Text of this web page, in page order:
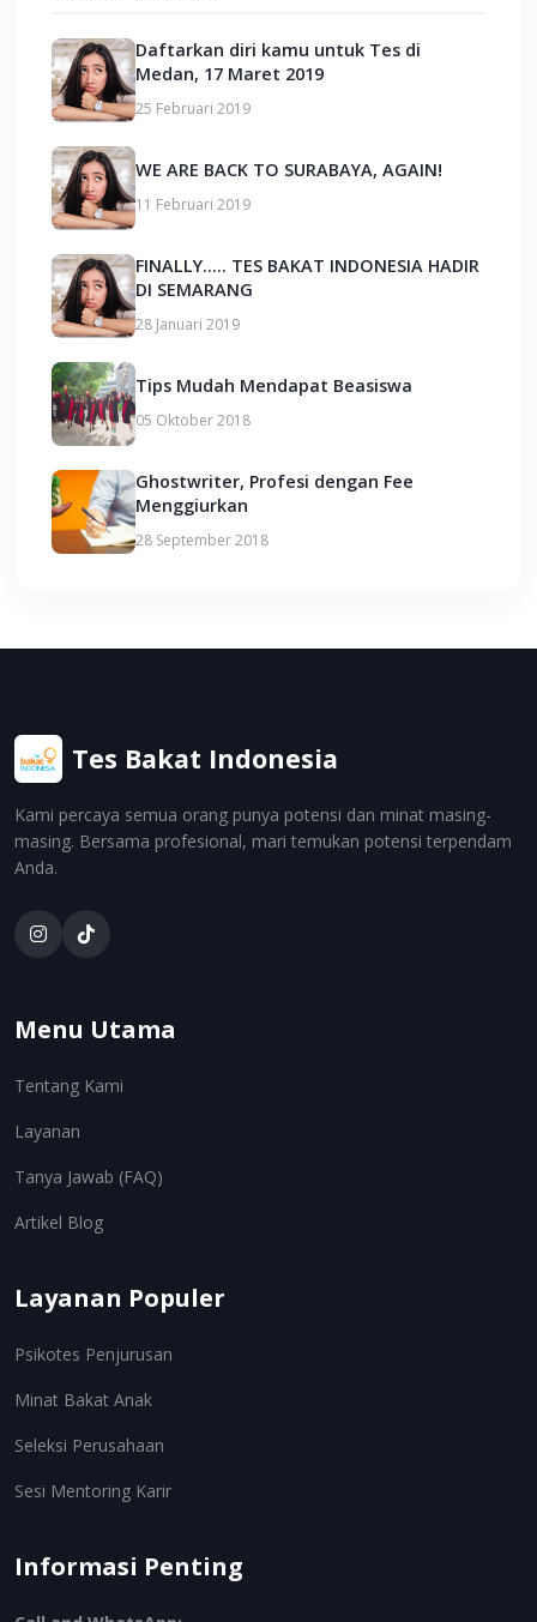
Daftarkan diri kamu untuk Tes di
Medan, 17 Maret 2019
25 Februari 2019
WE ARE BACK TO SURABAYA, AGAIN!
11 Februari 2019
FINALLY..... TES BAKAT INDONESIA HADIR
DI SEMARANG
28 Januari 2019
Tips Mudah Mendapat Beasiswa
05 Oktober 2018
Ghostwriter, Profesi dengan Fee
Menggiurkan
28 September 2018
Tes Bakat Indonesia
Kami percaya semua orang punya potensi dan minat masing-
masing. Bersama profesional, mari temukan potensi terpendam
Anda.
Menu Utama
Tentang Kami
Layanan
Tanya Jawab (FAQ)
Artikel Blog
Layanan Populer
Psikotes Penjurusan
Minat Bakat Anak
Seleksi Perusahaan
Sesi Mentoring Karir
Informasi Penting